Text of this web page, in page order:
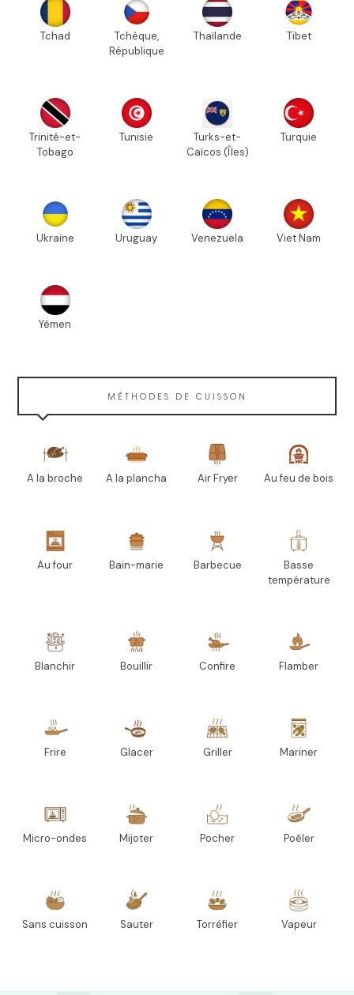
Tchad
Tchèque,
République
Thaïlande Tibet
Trinité-et-
Tobago
Tunisie
Turks-et-
Caïcos (Îles)
Turquie
Ukraine Uruguay Venezuela Viet Nam
Yémen
MÉTHODES DE CUISSON
A la broche A la plancha Air Fryer Au feu de bois
Au four Bain-marie Barbecue
Basse
température
Blanchir Bouillir Confire Flamber
Frire Glacer Griller Mariner
Micro-ondes Mijoter Pocher Poêler
Sans cuisson Sauter Torréfier Vapeur